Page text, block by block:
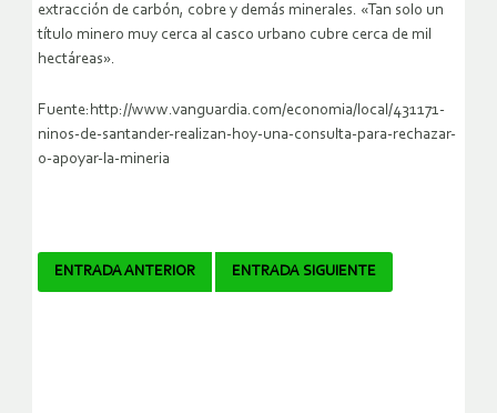
extracción de carbón, cobre y demás minerales. «Tan solo un
título minero muy cerca al casco urbano cubre cerca de mil
hectáreas».
Fuente:http://www.vanguardia.com/economia/local/431171-
ninos-de-santander-realizan-hoy-una-consulta-para-rechazar-
o-apoyar-la-mineria
Navegador
ENTRADA ANTERIOR ENTRADA SIGUIENTE